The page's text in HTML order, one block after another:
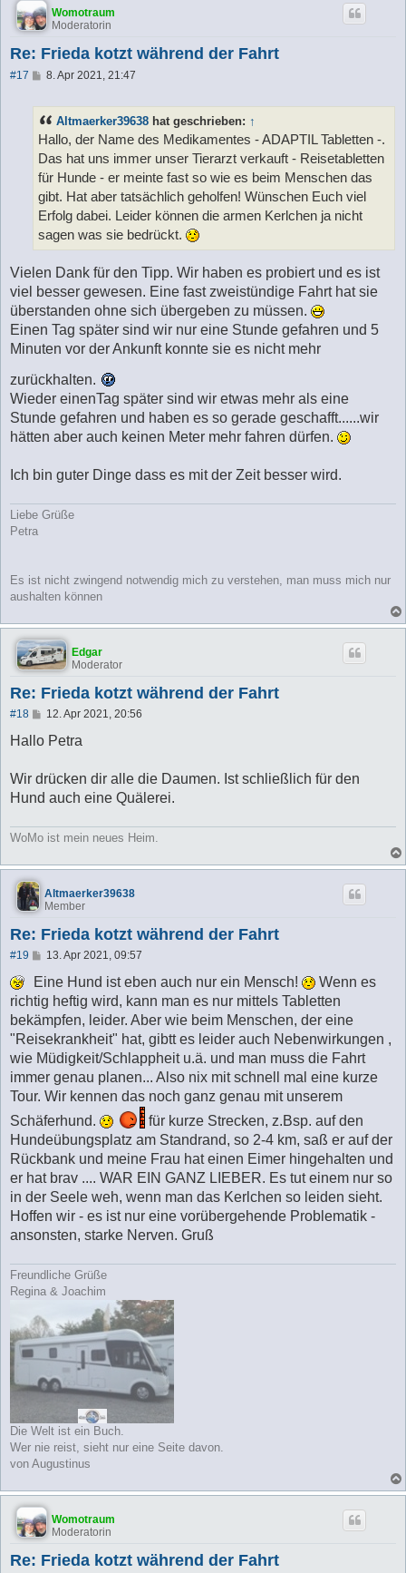
Womotraum
Moderatorin
Re: Frieda kotzt während der Fahrt
#17
B
r
a
8. Apr 2021, 21:47
Altmaerker39638 hat geschrieben: ↑
Hallo, der Name des Medikamentes - ADAPTIL Tabletten -.
Das hat uns immer unser Tierarzt verkauft - Reisetabletten
für Hunde - er meinte fast so wie es beim Menschen das
gibt. Hat aber tatsächlich geholfen! Wünschen Euch viel
Erfolg dabei. Leider können die armen Kerlchen ja nicht
sagen was sie bedrückt.
Vielen Dank für den Tipp. Wir haben es probiert und es ist
viel besser gewesen. Eine fast zweistündige Fahrt hat sie
überstanden ohne sich übergeben zu müssen.
Einen Tag später sind wir nur eine Stunde gefahren und 5
Minuten vor der Ankunft konnte sie es nicht mehr
zurückhalten.
Wieder einenTag später sind wir etwas mehr als eine
Stunde gefahren und haben es so gerade geschafft......wir
hätten aber auch keinen Meter mehr fahren dürfen.
Ich bin guter Dinge dass es mit der Zeit besser wird.
Liebe Grüße
Petra
Es ist nicht zwingend notwendig mich zu verstehen, man muss mich nur
aushalten können
Edgar
Moderator
Re: Frieda kotzt während der Fahrt
#18
B
i
a
g
12. Apr 2021, 20:56
Hallo Petra
Wir drücken dir alle die Daumen. Ist schließlich für den
Hund auch eine Quälerei.
WoMo ist mein neues Heim.
Altmaerker39638
Member
Re: Frieda kotzt während der Fahrt
#19
B
i
r
a
13. Apr 2021, 09:57
Eine Hund ist eben auch nur ein Mensch!
Wenn es
richtig heftig wird, kann man es nur mittels Tabletten
bekämpfen, leider. Aber wie beim Menschen, der eine
"Reisekrankheit" hat, gibtt es leider auch Nebenwirkungen ,
wie Müdigkeit/Schlappheit u.ä. und man muss die Fahrt
immer genau planen... Also nix mit schnell mal eine kurze
Tour. Wir kennen das noch ganz genau mit unserem
Schäferhund.
für kurze Strecken, z.Bsp. auf den
Hundeübungsplatz am Standrand, so 2-4 km, saß er auf der
Rückbank und meine Frau hat einen Eimer hingehalten und
er hat brav .... WAR EIN GANZ LIEBER. Es tut einem nur so
in der Seele weh, wenn man das Kerlchen so leiden sieht.
Hoffen wir - es ist nur eine vorübergehende Problematik -
ansonsten, starke Nerven. Gruß
Freundliche Grüße
Regina & Joachim
Die Welt ist ein Buch.
Wer nie reist, sieht nur eine Seite davon.
von Augustinus
Womotraum
Moderatorin
Re: Frieda kotzt während der Fahrt